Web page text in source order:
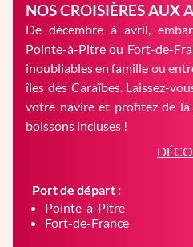
NOS CROISIÈRES AUX
De décembre à avril,
Pointe-à-Pitre ou Fort-de-
inoubliables en famille ou
îles des Caraïbes. Laissez-
votre navire et profitez de
boissons incluses !
Port de départ :
Pointe-à-Pitre
Fort-de-France